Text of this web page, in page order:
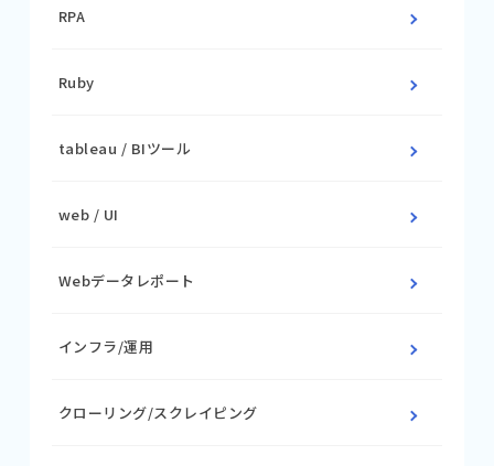
RPA
Ruby
tableau / BIツール
web / UI
Webデータレポート
インフラ/運用
クローリング/スクレイピング